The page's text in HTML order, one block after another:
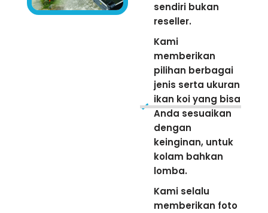
sendiri bukan
reseller.
Kami
memberikan
pilihan berbagai
jenis serta ukuran
ikan koi yang bisa
Anda sesuaikan
dengan
keinginan, untuk
kolam bahkan
lomba.
Kami selalu
memberikan foto